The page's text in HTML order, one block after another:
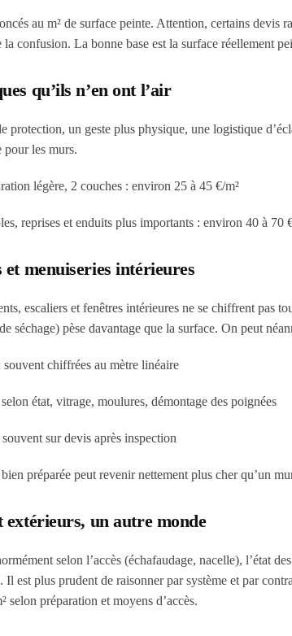
au m² de surface peinte. Attention, certains devis
confusion. La bonne base est la surface réellement
qu’ils n’en ont l’air
protection, un geste plus physique, une logistique
pour les murs.
légère, 2 couches : environ 25 à 45 €/m²
reprises et enduits plus importants : environ 40 à 70
et menuiseries intérieures
escaliers et fenêtres intérieures ne se chiffrent pas
séchage) pèse davantage que la surface. On peut
chiffrées au mètre linéaire
état, vitrage, moulures, démontage des poignées
sur devis après inspection
préparée peut revenir nettement plus cher qu’un
extérieurs, un autre monde
selon l’accès (échafaudage, nacelle), l’état
est plus prudent de raisonner par système et par
selon préparation et moyens d’accès.